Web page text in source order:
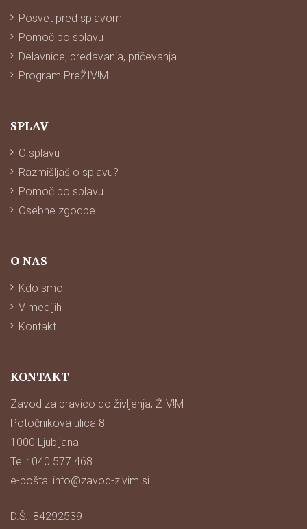
Posvet pred splavom
Pomoč po splavu
Delavnice, predavanja, pričevanja
Program PreŽIV!M
SPLAV
O splavu
Razmišljaš o splavu?
Pomoč po splavu
Osebne zgodbe
O NAS
Kdo smo
V medijih
Kontakt
KONTAKT
Zavod za pravico do življenja, ŽIV!M
Potočnikova ulica 8
1000 Ljubljana
Tel.: 040 577 468
e-pošta: info@zavod-zivim.si
D.Š.: 84292539